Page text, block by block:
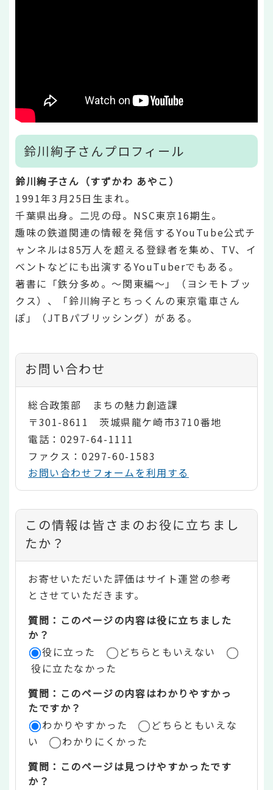
鈴川絢子さんプロフィール
鈴川絢子さん（すずかわ あやこ）
1991年3月25日生まれ。
千葉県出身。二児の母。NSC東京16期生。
趣味の鉄道関連の情報を発信するYouTube公式チ
ャンネルは85万人を超える登録者を集め、TV、イ
ベントなどにも出演するYouTuberでもある。
著書に「鉄分多め。～関東編～」（ヨシモトブッ
クス）、「鈴川絢子とちっくんの東京電車さん
ぽ」（JTBパブリッシング）がある。
お問い合わせ
総合政策部 まちの魅力創造課
〒301-8611 茨城県龍ケ崎市3710番地
電話：0297-64-1111
ファクス：0297-60-1583
お問い合わせフォームを利用する
コ
ン
テ
ン
ツ
評
価
リ
ア
この情報は皆さまのお役に立ちまし
たか？
お寄せいただいた評価はサイト運営の参考
とさせていただきます。
質問：このページの内容は役に立ちました
か？
役に立った
どちらともいえない
役に立たなかった
質問：このページの内容はわかりやすかっ
たですか？
わかりやすかった
どちらともいえな
い
わかりにくかった
質問：このページは見つけやすかったです
か？